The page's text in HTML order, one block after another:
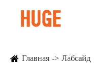
Главная
Лабсайд